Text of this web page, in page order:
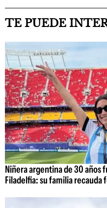
TE PUEDE
Niñera argentina de 30 años
Filadelfia: su familia recauda